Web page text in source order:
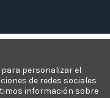
para personalizar el
de redes sociales
información sobre